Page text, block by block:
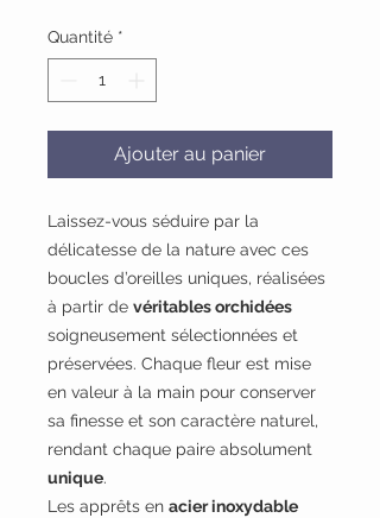
Quantité *
Ajouter au panier
Laissez-vous séduire par la
délicatesse de la nature avec ces
boucles d’oreilles uniques, réalisées
à partir de véritables orchidées
soigneusement sélectionnées et
préservées. Chaque fleur est mise
en valeur à la main pour conserver
sa finesse et son caractère naturel,
rendant chaque paire absolument
unique.
Les apprêts en acier inoxydable